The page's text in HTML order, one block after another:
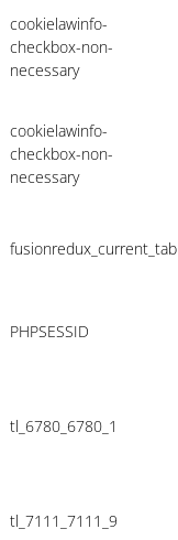
cookielawinfo-
checkbox-non-
necessary
cookielawinfo-
checkbox-non-
necessary
fusionredux_current_tab
PHPSESSID
tl_6780_6780_1
tl_7111_7111_9